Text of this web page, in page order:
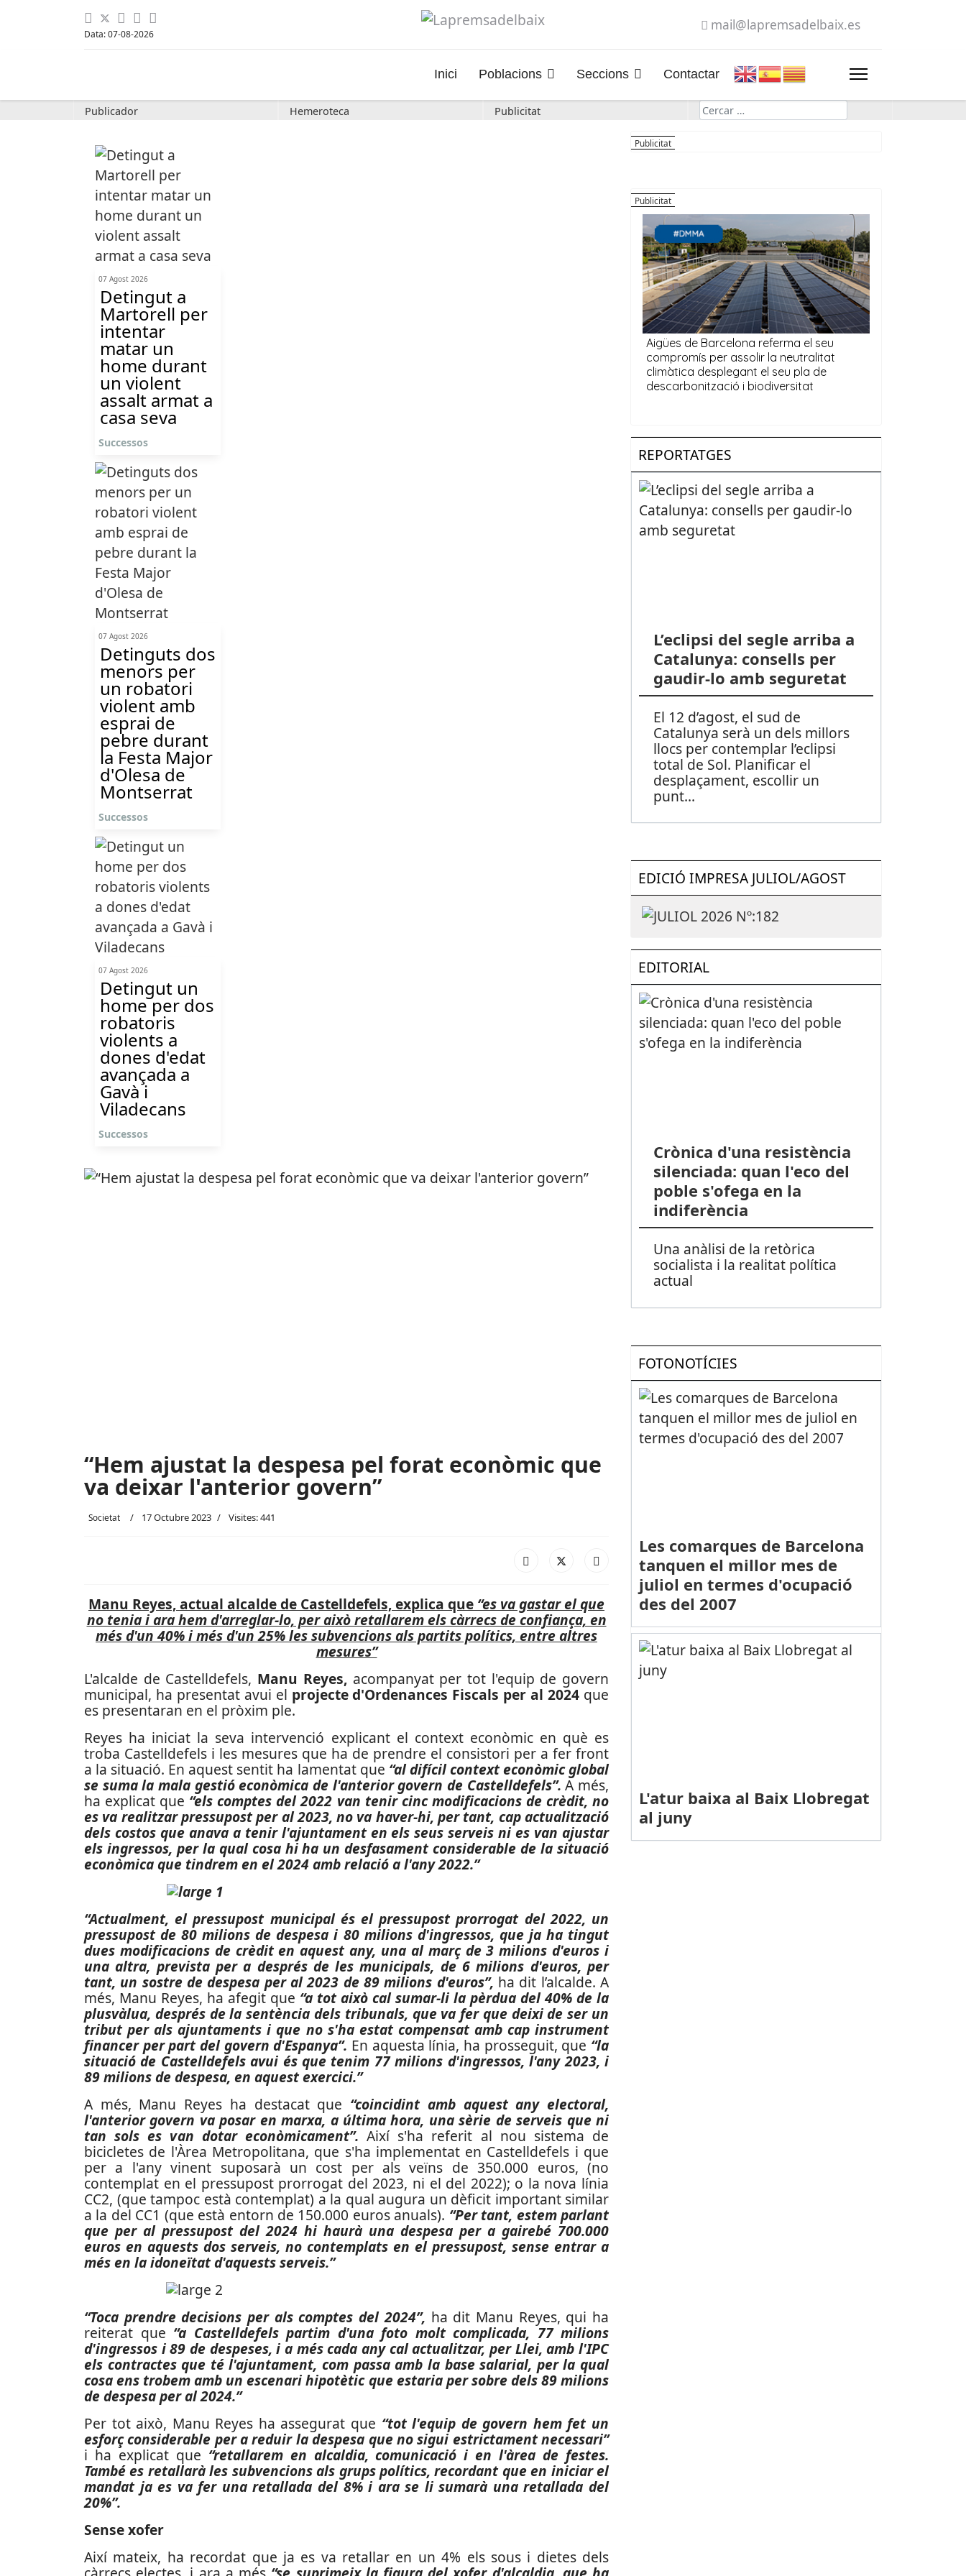
Data: 07-08-2026
mail@lapremsadelbaix.es
Inici Poblacions Seccions Contactar
Publicador Hemeroteca Publicitat Cerca
07 Agost 2026
Detingut a
Martorell per
intentar
matar un
home durant
un violent
assalt armat a
casa seva
Successos
07 Agost 2026
Detinguts dos
menors per
un robatori
violent amb
esprai de
pebre durant
la Festa Major
d'Olesa de
Montserrat
Successos
07 Agost 2026
Detingut un
home per dos
robatoris
violents a
dones d'edat
avançada a
Gavà i
Viladecans
Successos
“Hem ajustat la despesa pel forat econòmic que
va deixar l'anterior govern”
Societat 17 Octubre 2023 Visites: 441
Manu Reyes, actual alcalde de Castelldefels, explica que “es va gastar el que
no tenia i ara hem d'arreglar-lo, per això retallarem els càrrecs de confiança, en
més d'un 40% i més d'un 25% les subvencions als partits polítics, entre altres
mesures”
L'alcalde de Castelldefels, Manu Reyes,acompanyat per tot l'equip de govern
municipal, ha presentat avui el projecte d'Ordenances Fiscals per al 2024 que
es presentaran en el pròxim ple.
Reyes ha iniciat la seva intervenció explicant el context econòmic en què es
troba Castelldefels i les mesures que ha de prendre el consistori per a fer front
a la situació. En aquest sentit ha lamentat que “al difícil context econòmic global
se suma la mala gestió econòmica de l'anterior govern de Castelldefels”.A més,
ha explicat que “els comptes del 2022 van tenir cinc modificacions de crèdit, no
es va realitzar pressupost per al 2023, no va haver-hi, per tant, cap actualització
dels costos que anava a tenir l'ajuntament en els seus serveis ni es van ajustar
els ingressos, per la qual cosa hi ha un desfasament considerable de la situació
econòmica que tindrem en el 2024 amb relació a l'any 2022.”
“Actualment, el pressupost municipal és el pressupost prorrogat del 2022, un
pressupost de 80 milions de despesa i 80 milions d'ingressos, que ja ha tingut
dues modificacions de crèdit en aquest any, una al març de 3 milions d'euros i
una altra, prevista per a després de les municipals, de 6 milions d'euros, per
tant, un sostre de despesa per al 2023 de 89 milions d'euros”, ha dit l’alcalde. A
més, Manu Reyes, ha afegit que “a tot això cal sumar-li la pèrdua del 40% de la
plusvàlua, després de la sentència dels tribunals, que va fer que deixi de ser un
tribut per als ajuntaments i que no s'ha estat compensat amb cap instrument
financer per part del govern d'Espanya”. En aquesta línia, ha prosseguit, que “la
situació de Castelldefels avui és que tenim 77 milions d'ingressos, l'any 2023, i
89 milions de despesa, en aquest exercici.”
A més, Manu Reyes ha destacat que “coincidint amb aquest any electoral,
l'anterior govern va posar en marxa, a última hora, una sèrie de serveis que ni
tan sols es van dotar econòmicament”. Així s'ha referit al nou sistema de
bicicletes de l'Àrea Metropolitana, que s'ha implementat en Castelldefels i que
per a l'any vinent suposarà un cost per als veïns de 350.000 euros, (no
contemplat en el pressupost prorrogat del 2023, ni el del 2022); o la nova línia
CC2, (que tampoc està contemplat) a la qual augura un dèficit important similar
a la del CC1 (que està entorn de 150.000 euros anuals). “Per tant, estem parlant
que per al pressupost del 2024 hi haurà una despesa per a gairebé 700.000
euros en aquests dos serveis, no contemplats en el pressupost, sense entrar a
més en la idoneïtat d'aquests serveis.”
“Toca prendre decisions per als comptes del 2024”, ha dit Manu Reyes, qui ha
reiterat que “a Castelldefels partim d'una foto molt complicada, 77 milions
d'ingressos i 89 de despeses, i a més cada any cal actualitzar, per Llei, amb l'IPC
els contractes que té l'ajuntament, com passa amb la base salarial, per la qual
cosa ens trobem amb un escenari hipotètic que estaria per sobre dels 89 milions
de despesa per al 2024.”
Per tot això, Manu Reyes ha assegurat que “tot l'equip de govern hem fet un
esforç considerable per a reduir la despesa que no sigui estrictament necessari”
i ha explicat que “retallarem en alcaldia, comunicació i en l'àrea de festes.
També es retallarà les subvencions als grups polítics, recordant que en iniciar el
mandat ja es va fer una retallada del 8% i ara se li sumarà una retallada del
20%”.
Sense xofer
Així mateix, ha recordat que ja es va retallar en un 4% els sous i dietes dels
REPORTATGES
L’eclipsi del segle arriba a
Catalunya: consells per
gaudir-lo amb seguretat
El 12 d’agost, el sud de
Catalunya serà un dels millors
llocs per contemplar l’eclipsi
total de Sol. Planificar el
desplaçament, escollir un
punt...
EDICIÓ IMPRESA JULIOL/AGOST
EDITORIAL
Crònica d'una resistència
silenciada: quan l'eco del
poble s'ofega en la
indiferència
Una anàlisi de la retòrica
socialista i la realitat política
actual
FOTONOTÍCIES
Les comarques de Barcelona
tanquen el millor mes de
juliol en termes d'ocupació
des del 2007
L'atur baixa al Baix Llobregat
al juny